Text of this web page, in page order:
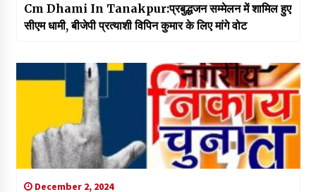
Cm Dhami In Tanakpur:प्रबुद्धजन सम्मेलन में शामिल हुए
सीएम धामी, बीजेपी प्रत्याशी विपिन कुमार के लिए मांगे वोट
December 2, 2024